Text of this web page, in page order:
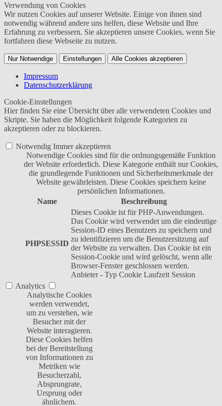
Verwendung von Cookies
Wir nutzen Cookies auf unserer Website. Einige von ihnen sind
notwendig während andere uns helfen, diese Website und Ihre
Erfahrung zu verbessern. Sie akzeptieren unsere Cookies, wenn Sie
fortfahren diese Webseite zu nutzen.
Nur Notwendige Einstellungen Alle Cookies akzeptieren
Impressum
Datenschutzerklärung
Cookie-Einstellungen
Hier finden Sie eine Übersicht über alle verwendeten Cookies und
Skripte. Sie haben die Möglichkeit folgende Kategorien zu
akzeptieren oder zu blockieren.
Notwendig Immer akzeptieren
Notwendige Cookies sind für die ordnungsgemäße Funktion
der Website erforderlich. Diese Kategorie enthält nur Cookies,
die grundlegende Funktionen und Sicherheitsmerkmale der
Website gewährleisten. Diese Cookies speichern keine
persönlichen Informationen.
Name
Beschreibung
PHPSESSID
Dieses Cookie ist für PHP-Anwendungen.
Das Cookie wird verwendet um die eindeutige
Session-ID eines Benutzers zu speichern und
zu identifizieren um die Benutzersitzung auf
der Website zu verwalten. Das Cookie ist ein
Session-Cookie und wird gelöscht, wenn alle
Browser-Fenster geschlossen werden.
Anbieter - Typ Cookie Laufzeit Session
Analytics
Analytische Cookies
werden verwendet,
um zu verstehen, wie
Besucher mit der
Website interagieren.
Diese Cookies helfen
bei der Bereitstellung
von Informationen zu
Metriken wie
Besucherzahl,
Absprungrate,
Ursprung oder
ähnlichem.